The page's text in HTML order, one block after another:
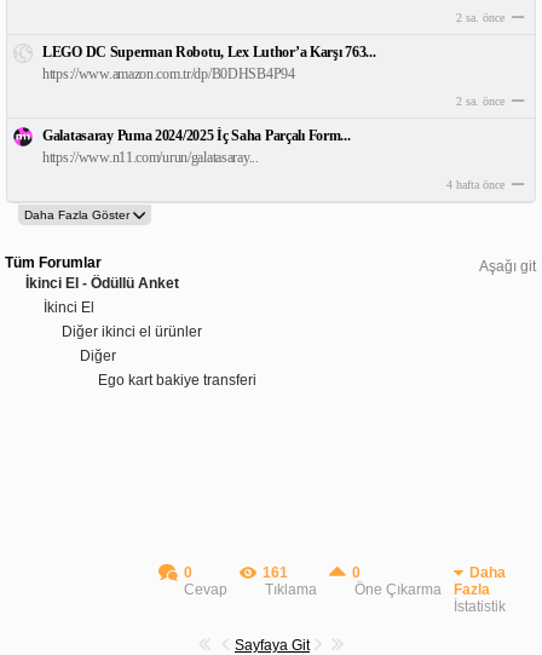
2 sa. önce
LEGO DC Superman Robotu, Lex Luthor’a Karşı 763...
https://www.amazon.com.tr/dp/B0DHSB4P94
2 sa. önce
Galatasaray Puma 2024/2025 İç Saha Parçalı Form...
https://www.n11.com/urun/galatasaray...
4 hafta önce
Aşağı git
Tüm Forumlar
İkinci El - Ödüllü Anket
İkinci El
Diğer ikinci el ürünler
Diğer
Ego kart bakiye transferi
0
Cevap
161
Tıklama
0
Öne Çıkarma
Daha
Fazla
İstatistik
Sayfaya Git